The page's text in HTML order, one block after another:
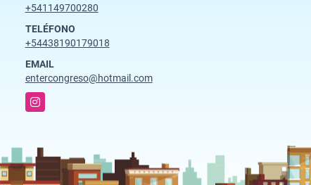
+541149700280
TELÉFONO
+54438190179018
EMAIL
entercongreso@hotmail.com
Instagram